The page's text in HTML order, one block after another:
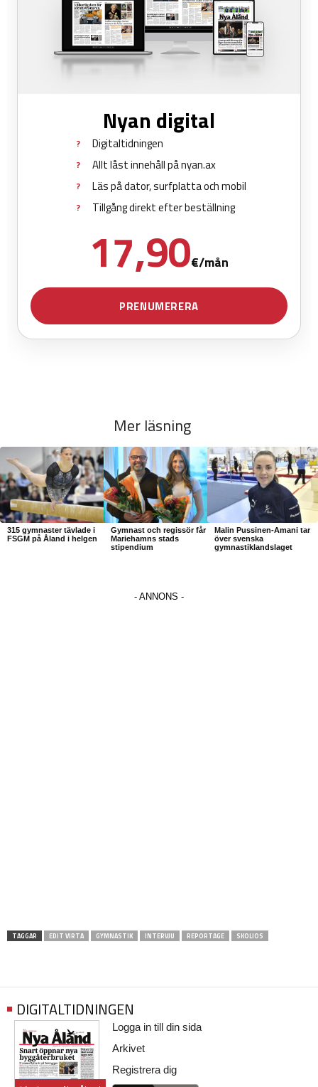
Mer läsning
315 gymnaster tävlade i
FSGM på Åland i helgen
Gymnast och regissör får
Mariehamns stads
stipendium
Malin Pussinen-Amani tar
över svenska
gymnastiklandslaget
TAGGAR EDIT VIRTA GYMNASTIK INTERVJU REPORTAGE SKOLIOS
DIGITALTIDNINGEN
Logga in till din sida
Arkivet
Registrera dig